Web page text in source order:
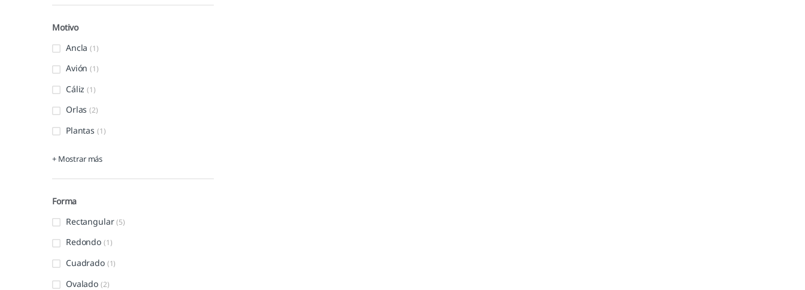
Motivo
Ancla (1)
Avión (1)
Cáliz (1)
Orlas (2)
Plantas (1)
+ Mostrar más
Forma
Rectangular (5)
Redondo (1)
Cuadrado (1)
Ovalado (2)